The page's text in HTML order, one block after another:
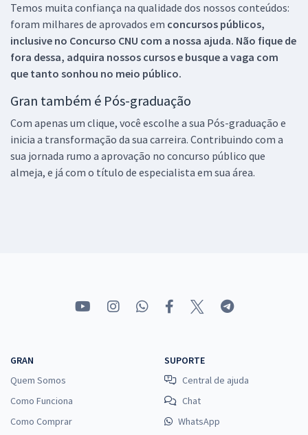
Temos muita confiança na qualidade dos nossos conteúdos:
foram milhares de aprovados em concursos públicos,
inclusive no Concurso CNU com a nossa ajuda. Não fique de
fora dessa, adquira nossos cursos e busque a vaga com
que tanto sonhou no meio público.
Gran também é Pós-graduação
Com apenas um clique, você escolhe a sua Pós-graduação e
inicia a transformação da sua carreira. Contribuindo com a
sua jornada rumo a aprovação no concurso público que
almeja, e já com o título de especialista em sua área.
GRAN
Quem Somos
Como Funciona
Como Comprar
SUPORTE
Central de ajuda
Chat
WhatsApp